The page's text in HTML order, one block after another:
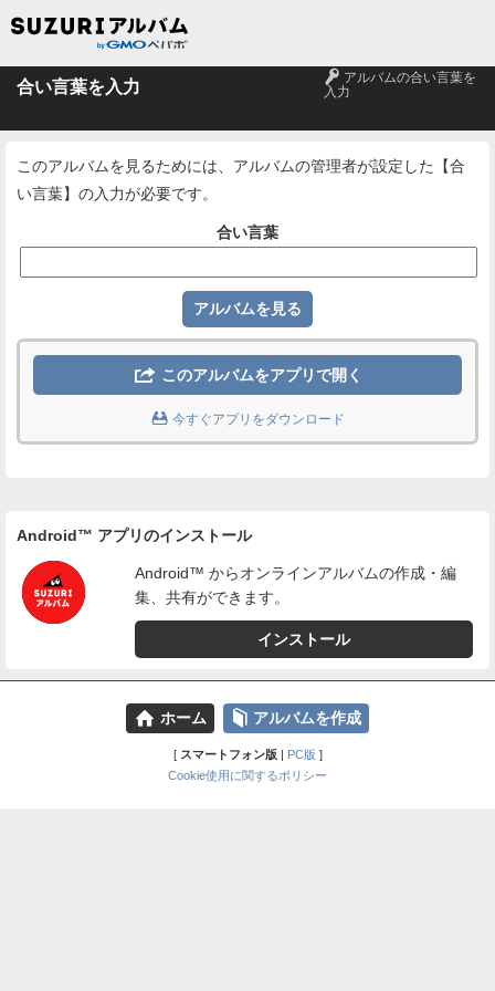
合い言葉を入力 🔑 アルバムの合い言葉を
入力
このアルバムを見るためには、アルバムの管理者が設定した【合
い言葉】の入力が必要です。
合い言葉
 このアルバムをアプリで開く
 今すぐアプリをダウンロード
Android™ アプリのインストール
Android™ からオンラインアルバムの作成・編
集、共有ができます。
インストール
⌂ ホーム 📕 アルバムを作成
[ スマートフォン版| PC版 ]
Cookie使用に関するポリシー